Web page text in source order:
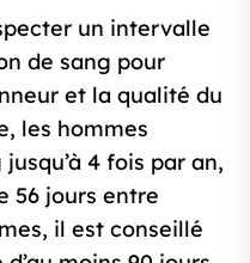
un intervalle
de sang pour
et la qualité du
les hommes
4 fois par an,
56 jours entre
il est conseillé